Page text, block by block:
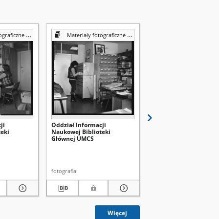
Biblioteki UMCS Materiały fotograficzne z Pracowni Reprografii Biblioteki UMCS
Oddział Informacji
Naukowej Biblioteki
Głównej UMCS
fotografia
Więcej